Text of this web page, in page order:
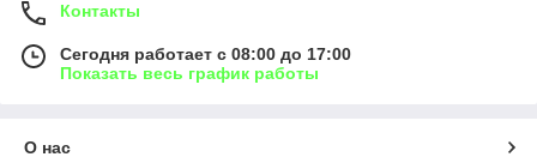
Контакты
Сегодня работает с 08:00 до 17:00
Показать весь график работы
О нас